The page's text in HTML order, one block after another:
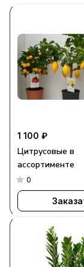
1 100 ₽
Цитрусовые в
ассортименте
0